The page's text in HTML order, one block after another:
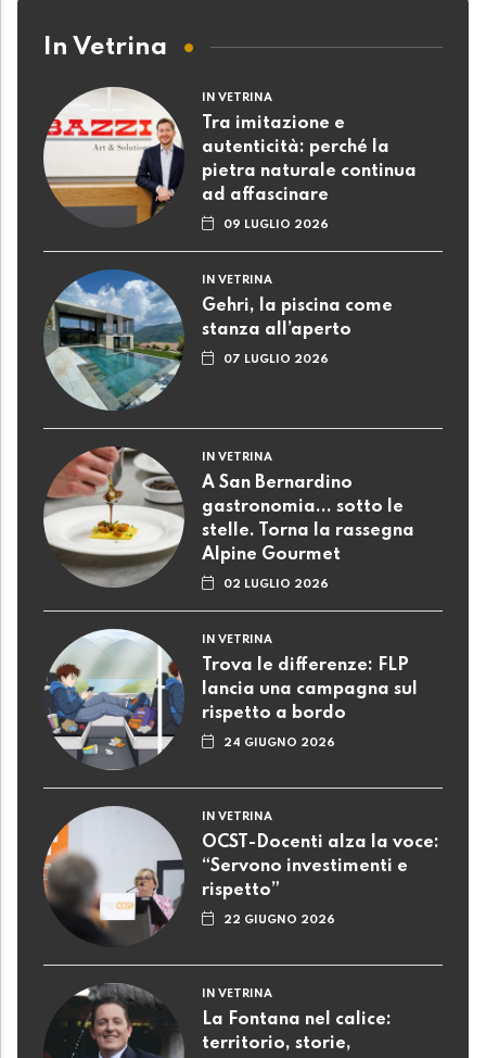
In Vetrina
IN VETRINA
Tra imitazione e
autenticità: perché la
pietra naturale continua
ad affascinare
09 LUGLIO 2026
IN VETRINA
Gehri, la piscina come
stanza all’aperto
07 LUGLIO 2026
IN VETRINA
A San Bernardino
gastronomia... sotto le
stelle. Torna la rassegna
Alpine Gourmet
02 LUGLIO 2026
IN VETRINA
Trova le differenze: FLP
lancia una campagna sul
rispetto a bordo
24 GIUGNO 2026
IN VETRINA
OCST-Docenti alza la voce:
“Servono investimenti e
rispetto”
22 GIUGNO 2026
IN VETRINA
La Fontana nel calice:
territorio, storie,